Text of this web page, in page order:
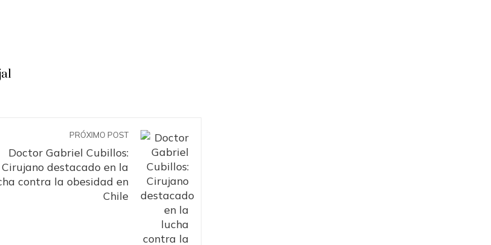
PRÓXIMO POST
Doctor Gabriel Cubillos:
Cirujano destacado en la
contra la obesidad en
Chile